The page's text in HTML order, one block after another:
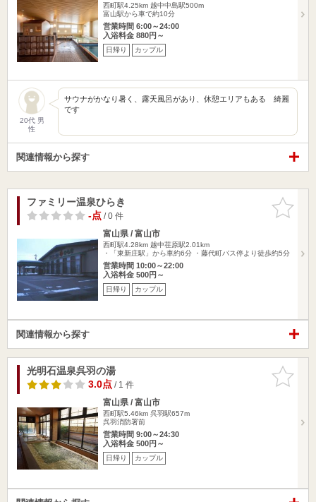
西町駅4.25km 越中中島駅500m
富山駅から車で約10分
営業時間 6:00～24:00
入浴料金 880円～
日帰り カップル
20代 男
性
サウナがかなり暑く、露天風呂があり、休憩エリアもある 綺麗
です
関連情報から探す
お気に入
りに追加
ファミリー温泉ひらき
-点/ 0 件
富山県 / 富山市
西町駅4.28km 越中荏原駅2.01km
・「東新庄駅」から車約6分 ・藤代町バス停より徒歩約5分
営業時間 10:00～22:00
入浴料金 500円～
日帰り カップル
関連情報から探す
お気に入
りに追加
光明石温泉呉羽の湯
3.0点/ 1 件
富山県 / 富山市
西町駅5.46km 呉羽駅657m
呉羽消防署前
営業時間 9:00～24:30
入浴料金 500円～
日帰り カップル